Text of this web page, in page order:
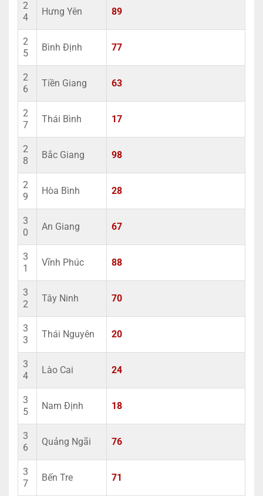
2
4
Hưng Yên 89
2
5
Bình Định 77
2
6
Tiền Giang 63
2
7
Thái Bình 17
2
8
Bắc Giang 98
2
9
Hòa Bình 28
3
0
An Giang 67
3
1
Vĩnh Phúc 88
3
2
Tây Ninh 70
3
3
Thái Nguyên 20
3
4
Lào Cai 24
3
5
Nam Định 18
3
6
Quảng Ngãi 76
3
7
Bến Tre 71